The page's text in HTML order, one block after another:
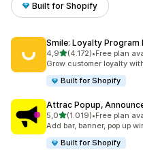
Built for Shopify
Smile: Loyalty Program
4,9de 5 estrelas
(4.172)
4172 total de avaliações
•Free plan
Grow customer loyalty
Built for Shopify
Attrac Popup,
5,0de 5 estrelas
(1.019)
1019 total de avaliações
•Free plan
Add bar, banner, pop up
Built for Shopify